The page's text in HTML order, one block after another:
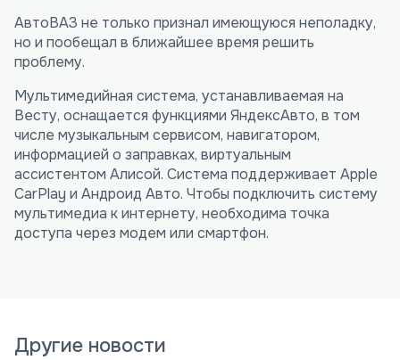
АвтоВАЗ не только признал имеющуюся неполадку,
но и пообещал в ближайшее время решить
проблему.
Мультимедийная система, устанавливаемая на
Весту, оснащается функциями ЯндексАвто, в том
числе музыкальным сервисом, навигатором,
информацией о заправках, виртуальным
ассистентом Алисой. Система поддерживает Apple
CarPlay и Андроид Авто. Чтобы подключить систему
мультимедиа к интернету, необходима точка
доступа через модем или смартфон.
Другие новости